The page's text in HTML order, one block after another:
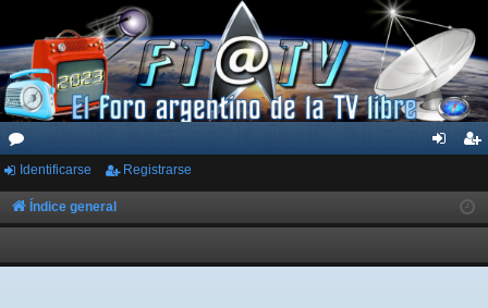
or
os
ar
ist
rs
Identificarse Registrarse
Índice general